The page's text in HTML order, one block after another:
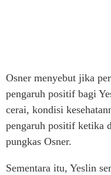
Osner menyebut jika
pengaruh positif bagi
cerai, kondisi
pengaruh positif ketika
pungkas Osner.
Sementara itu, Yeslin